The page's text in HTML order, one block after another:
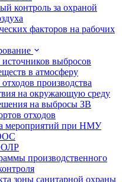
контроль за охраной
факторов на рабочих
выбросов
в атмосферу
производства
на окружающую среду
на выбросы ЗВ
отходов
мероприятий при НМУ
производственного
зоны санитарной охраны